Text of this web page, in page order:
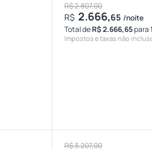
R$ 2.807,00
R$ 2.666,65 /noite
Total deR$ 2.666,65para
Impostos e taxas não
R$ 3.207,00